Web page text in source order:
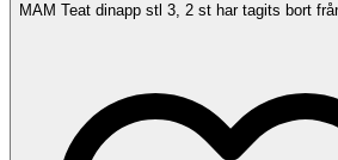
MAM Teat dinapp stl 3, 2 st har tagits bort